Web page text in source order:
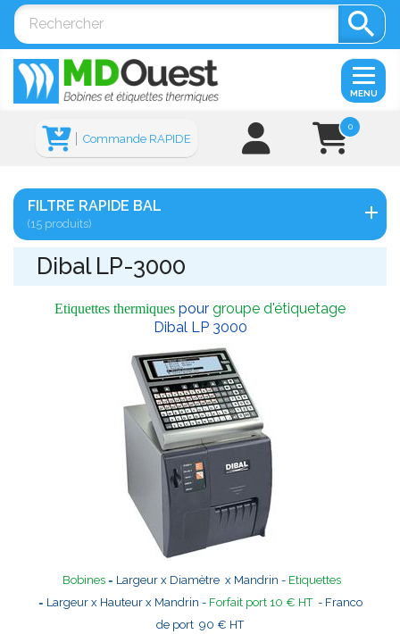

0
Commande RAPIDE
MENU
FILTRE RAPIDE BAL
(15 produits)
Dibal LP-3000
Etiquettes thermiques pour groupe d'étiquetage
Dibal LP 3000
Bobines = Largeur x Diamètre x Mandrin - Etiquettes
= Largeur x Hauteur x Mandrin - Forfait port 10 € HT- Franco
de port 90 € HT